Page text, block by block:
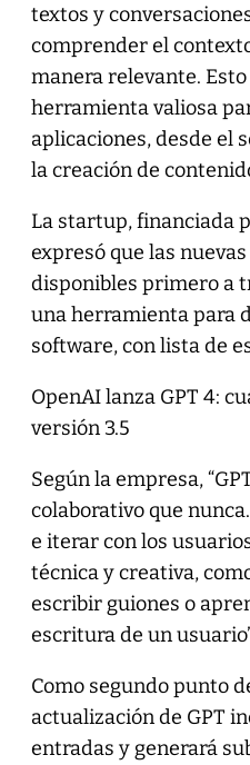
textos y
comprender el
manera relevante.
herramienta valiosa
aplicaciones, desde el
la creación de
La startup, financiada
expresó que las
disponibles primero a
una herramienta para
software, con lista de
OpenAI lanza GPT 4:
versión 3.5
Según la empresa,
colaborativo que
e iterar con los
técnica y creativa,
escribir guiones o
escritura de un
Como segundo punto
actualización de GPT
entradas y generará